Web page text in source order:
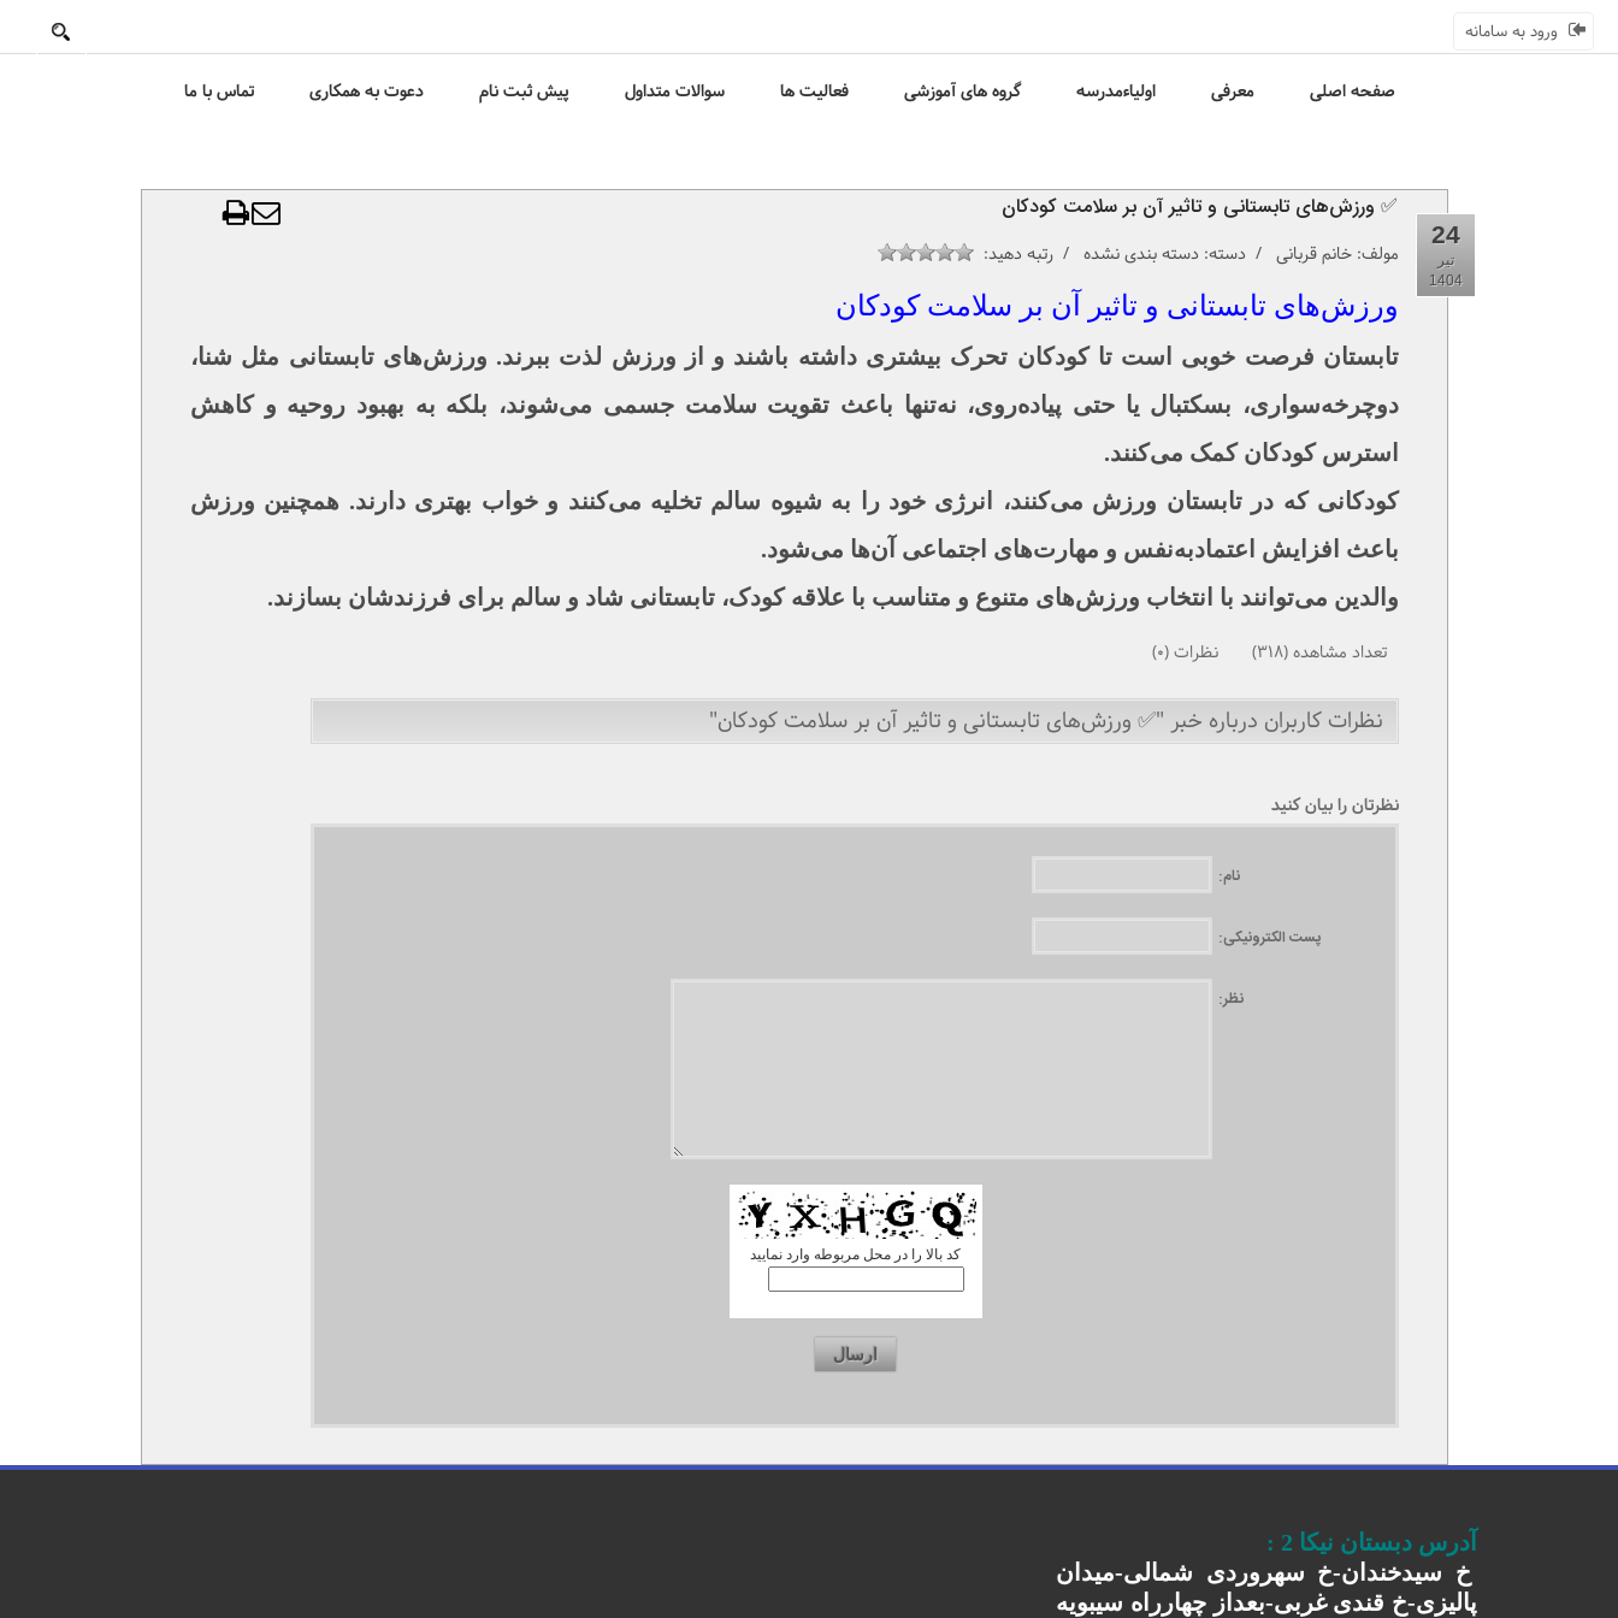
ورود به سامانه
صفحه اصلی معرفی اولیاءمدرسه گروه های آموزشی فعالیت ها سوالات متداول پیش ثبت نام دعوت به همکاری تماس با ما
24
تیر
1404
✅ ورزش‌های تابستانی و تاثیر آن بر سلامت کودکان
مولف: خانم قربانی / دسته: دسته بندی نشده / رتبه دهید:
ورزش‌های تابستانی و تاثیر آن بر سلامت کودکان
تابستان فرصت خوبی است تا کودکان تحرک بیشتری داشته باشند و از ورزش لذت ببرند. ورزش‌های تابستانی مثل شنا،
دوچرخه‌سواری، بسکتبال یا حتی پیاده‌روی، نه‌تنها باعث تقویت سلامت جسمی می‌شوند، بلکه به بهبود روحیه و کاهش
استرس کودکان کمک می‌کنند.
کودکانی که در تابستان ورزش می‌کنند، انرژی خود را به شیوه سالم تخلیه می‌کنند و خواب بهتری دارند. همچنین ورزش
باعث افزایش اعتمادبه‌نفس و مهارت‌های اجتماعی آن‌ها می‌شود.
والدین می‌توانند با انتخاب ورزش‌های متنوع و متناسب با علاقه کودک، تابستانی شاد و سالم برای فرزندشان بسازند.
تعداد مشاهده (318) نظرات (0)
نظرات کاربران درباره خبر "✅ ورزش‌های تابستانی و تاثیر آن بر سلامت کودکان"
نظرتان را بیان کنید
نام:
پست الکترونیکی:
نظر:
کد بالا را در محل مربوطه وارد نمایید
ارسال
آدرس دبستان نیکا 2
:
خ سیدخندان-خ سهروردی شمالی-میدان
پالیزی-خ قندی غربی-بعداز چهارراه سیبویه